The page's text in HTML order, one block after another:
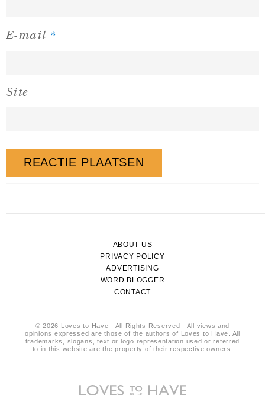
E-mail *
Site
ABOUT US
PRIVACY POLICY
ADVERTISING
WORD BLOGGER
CONTACT
© 2026 Loves to Have - All Rights Reserved - All views and
opinions expressed are those of the authors of Loves to Have. All
trademarks, slogans, text or logo representation used or referred
to in this website are the property of their respective owners.